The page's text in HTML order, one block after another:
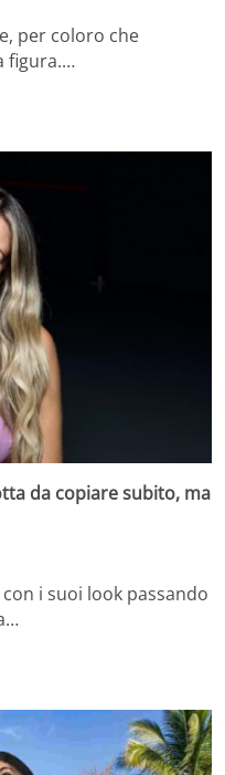
per coloro che
figura.…
da copiare subito, ma
i suoi look passando